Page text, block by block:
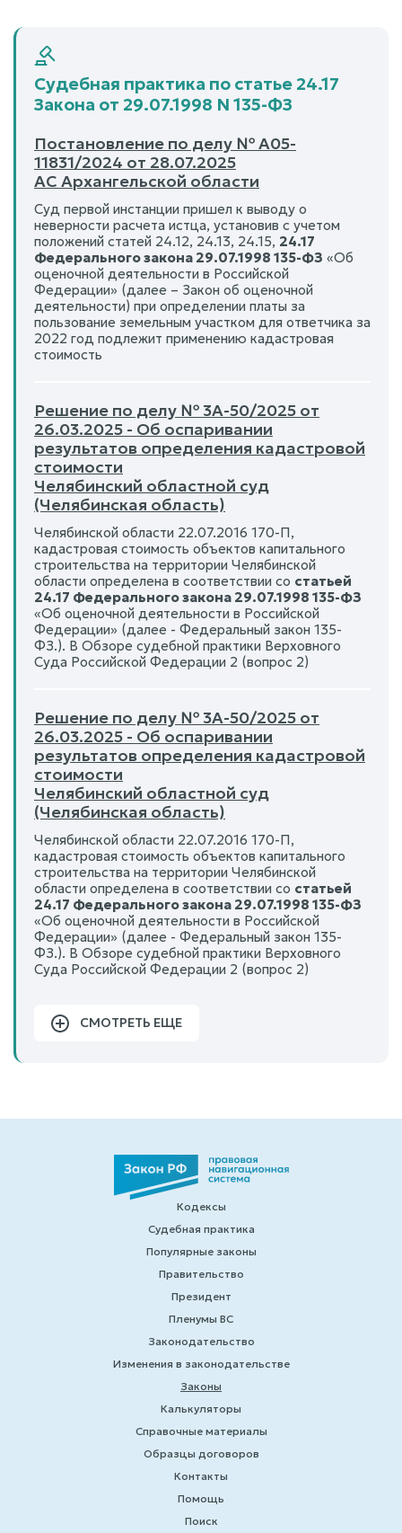
Судебная практика по статье 24.17
Закона от 29.07.1998 N 135-ФЗ
Постановление по делу № А05-
11831/2024 от 28.07.2025
АС Архангельской области
Суд первой инстанции пришел к выводу о
неверности расчета истца, установив с учетом
положений статей 24.12, 24.13, 24.15, 24.17
Федерального закона 29.07.1998 135-ФЗ «Об
оценочной деятельности в Российской
Федерации» (далее – Закон об оценочной
деятельности) при определении платы за
пользование земельным участком для ответчика за
2022 год подлежит применению кадастровая
стоимость
Решение по делу № 3А-50/2025 от
26.03.2025 - Об оспаривании
результатов определения кадастровой
стоимости
Челябинский областной суд
(Челябинская область)
Челябинской области 22.07.2016 170-П,
кадастровая стоимость объектов капитального
строительства на территории Челябинской
области определена в соответствии со статьей
24.17 Федерального закона 29.07.1998 135-ФЗ
«Об оценочной деятельности в Российской
Федерации» (далее - Федеральный закон 135-
ФЗ.). В Обзоре судебной практики Верховного
Суда Российской Федерации 2 (вопрос 2)
Решение по делу № 3А-50/2025 от
26.03.2025 - Об оспаривании
результатов определения кадастровой
стоимости
Челябинский областной суд
(Челябинская область)
Челябинской области 22.07.2016 170-П,
кадастровая стоимость объектов капитального
строительства на территории Челябинской
области определена в соответствии со статьей
24.17 Федерального закона 29.07.1998 135-ФЗ
«Об оценочной деятельности в Российской
Федерации» (далее - Федеральный закон 135-
ФЗ.). В Обзоре судебной практики Верховного
Суда Российской Федерации 2 (вопрос 2)
СМОТРЕТЬ ЕЩЕ
Кодексы
Судебная практика
Популярные законы
Правительство
Президент
Пленумы ВС
Законодательство
Изменения в законодательстве
Законы
Калькуляторы
Справочные материалы
Образцы договоров
Контакты
Помощь
Поиск